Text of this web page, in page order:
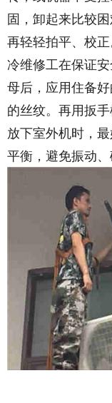
固，卸起来比较
再轻轻拍平、校
冷维修工在保证
母后，应用住备
的丝纹。再用扳
放下室外机时，
平衡，避免振动、